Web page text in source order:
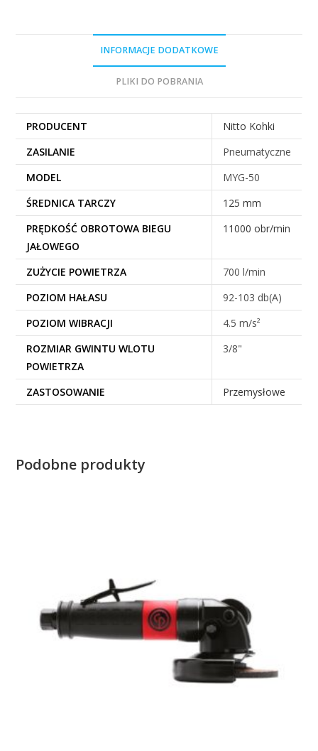
INFORMACJE DODATKOWE
PLIKI DO POBRANIA
PRODUCENT
Nitto Kohki
ZASILANIE
Pneumatyczne
MODEL
MYG-50
ŚREDNICA TARCZY
125 mm
PRĘDKOŚĆ OBROTOWA BIEGU
JAŁOWEGO
11000 obr/min
ZUŻYCIE POWIETRZA
700 l/min
POZIOM HAŁASU
92-103 db(A)
POZIOM WIBRACJI
4.5 m/s²
ROZMIAR GWINTU WLOTU
POWIETRZA
3/8"
ZASTOSOWANIE Przemysłowe
Podobne produkty